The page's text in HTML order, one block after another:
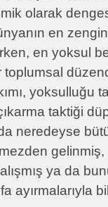
olarak
en
en yoksul
yoksulluğu
taktiği
neredeyse
ya da
ayırmalarıyla